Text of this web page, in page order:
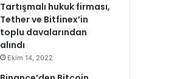
Tartışmalı hukuk firması,
Tether ve Bitfinex’in
toplu davalarından
alındı
Ekim 14, 2022